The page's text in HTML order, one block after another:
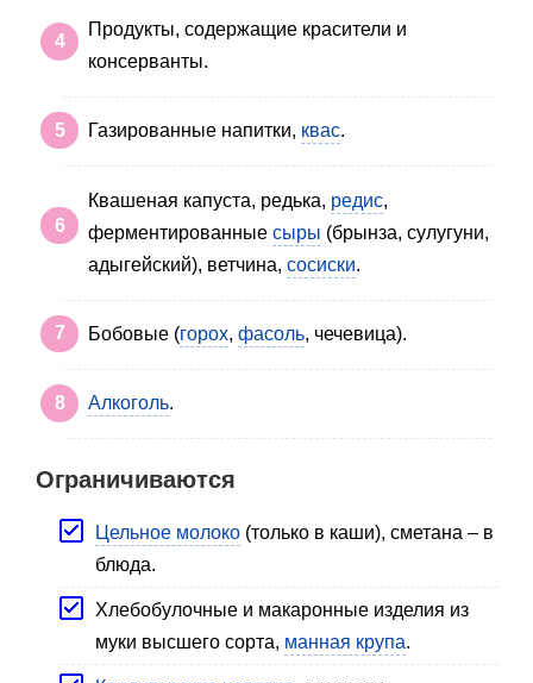
Продукты, содержащие красители и
консерванты.
Газированные напитки, квас.
Квашеная капуста, редька, редис,
ферментированные сыры (брынза, сулугуни,
адыгейский), ветчина, сосиски.
Бобовые (горох, фасоль, чечевица).
Алкоголь.
Ограничиваются
Цельное молоко (только в каши), сметана – в
блюда.
Хлебобулочные и макаронные изделия из
муки высшего сорта, манная крупа.